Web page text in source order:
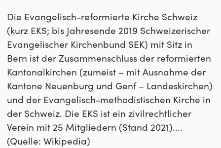
Die Evangelisch-reformierte Kirche Schweiz
(kurz EKS; bis Jahresende 2019 Schweizerischer
Evangelischer Kirchenbund SEK) mit Sitz in
Bern ist der Zusammenschluss der reformierten
Kantonalkirchen (zumeist – mit Ausnahme der
Kantone Neuenburg und Genf – Landeskirchen)
und der Evangelisch-methodistischen Kirche in
der Schweiz. Die EKS ist ein zivilrechtlicher
Verein mit 25 Mitgliedern (Stand 2021)....
(Quelle: Wikipedia)